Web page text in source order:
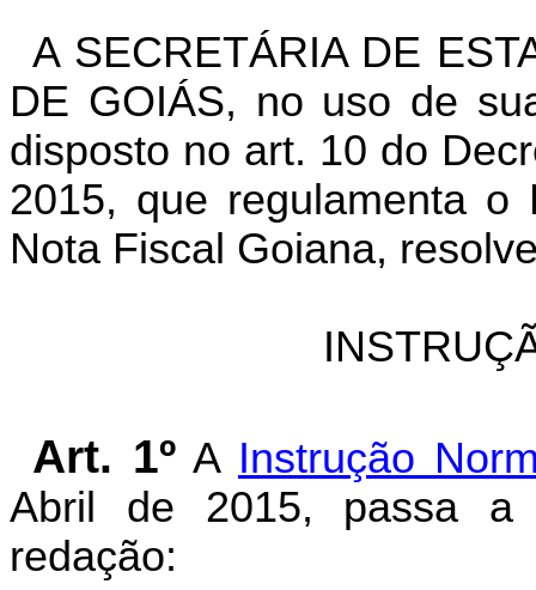
A SECRETÁRIA DE
DE GOIÁS, no uso de
disposto no art. 10 do
2015, que regulamenta o
Nota Fiscal Goiana,
Art. 1º A Instrução
Abril de 2015, passa a
redação: